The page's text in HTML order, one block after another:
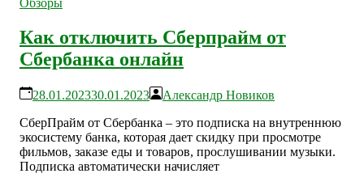
Обзоры
Как отключить Сберпрайм от
Сбербанка онлайн
28.01.202330.01.2023
Александр Новиков
СберПрайм от Сбербанка – это подписка на внутреннюю
экосистему банка, которая дает скидку при просмотре
фильмов, заказе еды и товаров, прослушивании музыки.
Подписка автоматически начисляет